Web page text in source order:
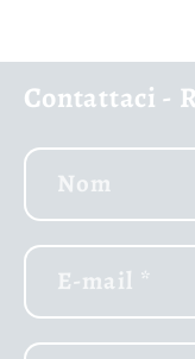
Contattaci -
Nom
E-mail *